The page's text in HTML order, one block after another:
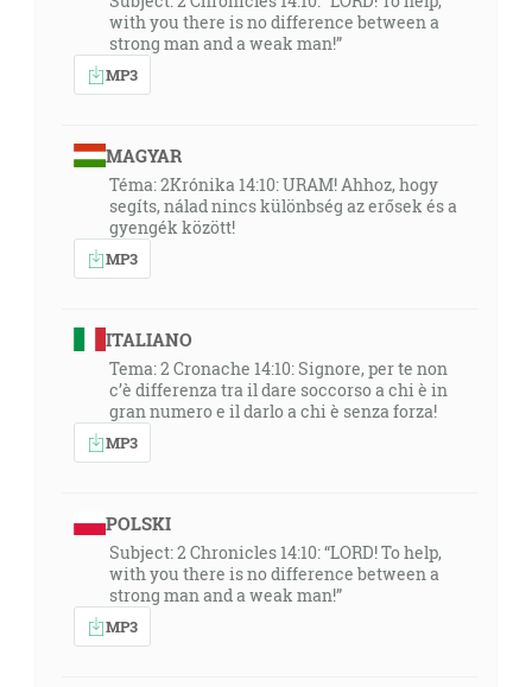
with you there is no difference between a
strong man and a weak man!”
MP3
MAGYAR
Téma: 2Krónika 14:10: URAM! Ahhoz, hogy
segíts, nálad nincs különbség az erősek és a
gyengék között!
MP3
ITALIANO
Tema: 2 Cronache 14:10: Signore, per te non
c’è differenza tra il dare soccorso a chi è in
gran numero e il darlo a chi è senza forza!
MP3
POLSKI
Subject: 2 Chronicles 14:10: “LORD! To help,
with you there is no difference between a
strong man and a weak man!”
MP3